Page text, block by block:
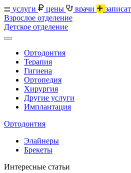
услуги цены врачи
Взрослое отделение
Детское отделение
Ортодонтия
Терапия
Гигиена
Ортопедия
Хирургия
Другие услуги
Имплантация
Ортодонтия
Элайнеры
Брекеты
Интересные статьи